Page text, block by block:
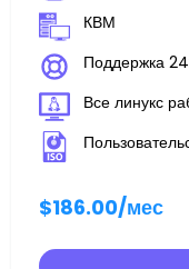
КВМ
Поддержка
Все линукс
$186.00/мес